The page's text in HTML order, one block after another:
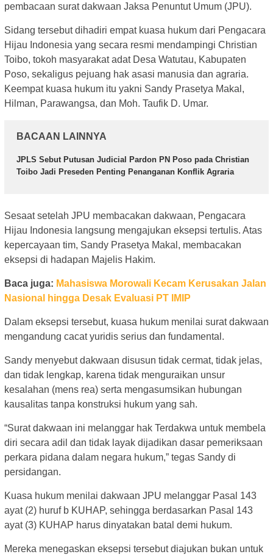
pembacaan surat dakwaan Jaksa Penuntut Umum (JPU).
Sidang tersebut dihadiri empat kuasa hukum dari Pengacara
Hijau Indonesia yang secara resmi mendampingi Christian
Toibo, tokoh masyarakat adat Desa Watutau, Kabupaten
Poso, sekaligus pejuang hak asasi manusia dan agraria.
Keempat kuasa hukum itu yakni Sandy Prasetya Makal,
Hilman, Parawangsa, dan Moh. Taufik D. Umar.
BACAAN LAINNYA
JPLS Sebut Putusan Judicial Pardon PN Poso pada Christian
Toibo Jadi Preseden Penting Penanganan Konflik Agraria
Sesaat setelah JPU membacakan dakwaan, Pengacara
Hijau Indonesia langsung mengajukan eksepsi tertulis. Atas
kepercayaan tim, Sandy Prasetya Makal, membacakan
eksepsi di hadapan Majelis Hakim.
Baca juga: Mahasiswa Morowali Kecam Kerusakan Jalan
Nasional hingga Desak Evaluasi PT IMIP
Dalam eksepsi tersebut, kuasa hukum menilai surat dakwaan
mengandung cacat yuridis serius dan fundamental.
Sandy menyebut dakwaan disusun tidak cermat, tidak jelas,
dan tidak lengkap, karena tidak menguraikan unsur
kesalahan (mens rea) serta mengasumsikan hubungan
kausalitas tanpa konstruksi hukum yang sah.
“Surat dakwaan ini melanggar hak Terdakwa untuk membela
diri secara adil dan tidak layak dijadikan dasar pemeriksaan
perkara pidana dalam negara hukum,” tegas Sandy di
persidangan.
Kuasa hukum menilai dakwaan JPU melanggar Pasal 143
ayat (2) huruf b KUHAP, sehingga berdasarkan Pasal 143
ayat (3) KUHAP harus dinyatakan batal demi hukum.
Mereka menegaskan eksepsi tersebut diajukan bukan untuk